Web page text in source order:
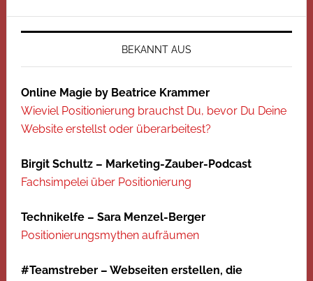
BEKANNT AUS
Online Magie by Beatrice Krammer
Wieviel Positionierung brauchst Du, bevor Du Deine
Website erstellst oder überarbeitest?
Birgit Schultz – Marketing-Zauber-Podcast
Fachsimpelei über Positionierung
Technikelfe – Sara Menzel-Berger
Positionierungsmythen aufräumen
#Teamstreber – Webseiten erstellen, die